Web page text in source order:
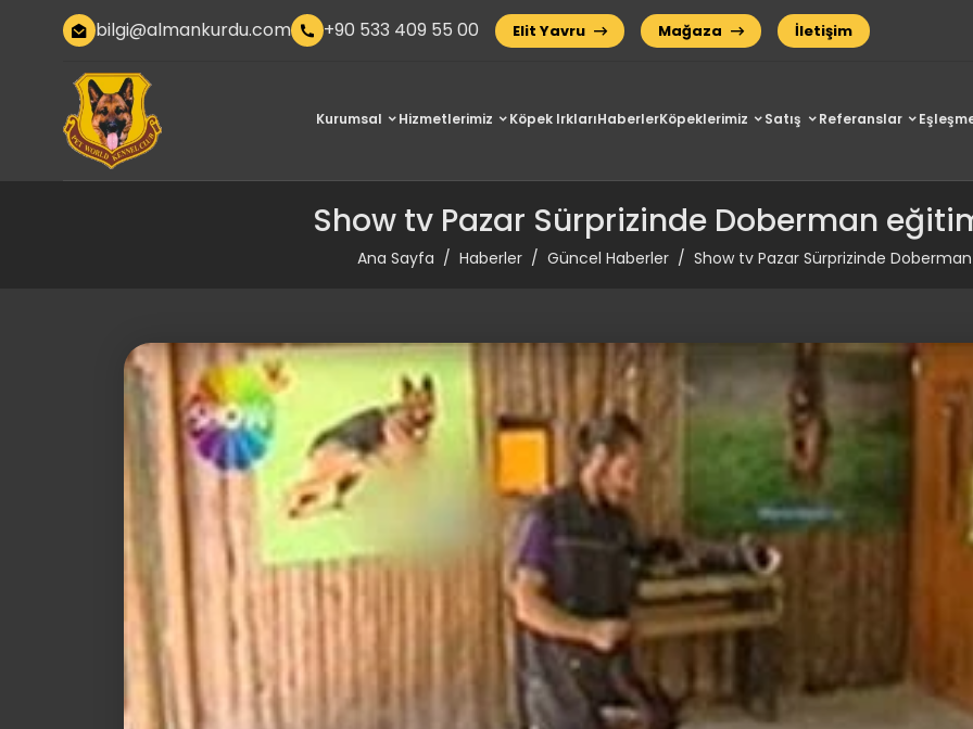
bilgi@almankurdu.com +90 533 409 55 00 Elit Yavru Mağaza İletişim
Kurumsal Hizmetlerimiz Köpek IrklarıHaberlerKöpeklerimiz Satış Referanslar
Show tv Pazar Sürprizinde Doberman
Ana Sayfa Haberler Güncel Haberler Show tv Pazar Sürprizinde